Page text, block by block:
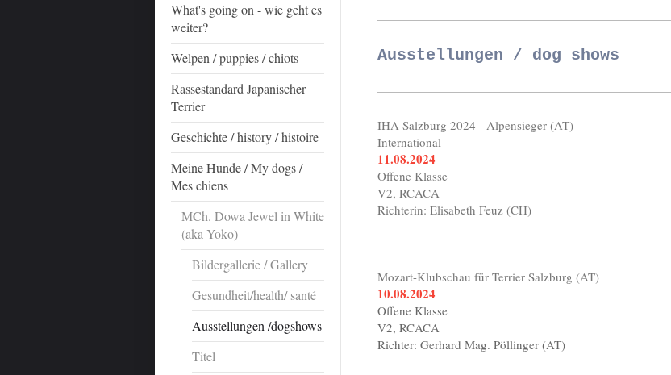
What's going on - wie geht es
weiter?
Welpen / puppies / chiots
Rassestandard Japanischer
Terrier
Geschichte / history / histoire
Meine Hunde / My dogs /
Mes chiens
MCh. Dowa Jewel in White
(aka Yoko)
Bildergallerie / Gallery
Gesundheit/health/ santé
Ausstellungen /dogshows
Titel
Ausstellungen / dog shows
IHA Salzburg 2024 - Alpensieger (AT)
International
11.08.2024
Offene Klasse
V2, RCACA
Richterin: Elisabeth Feuz (CH)
Mozart-Klubschau für Terrier Salzburg (AT)
10.08.2024
Offene Klasse
V2, RCACA
Richter: Gerhard Mag. Pöllinger (AT)